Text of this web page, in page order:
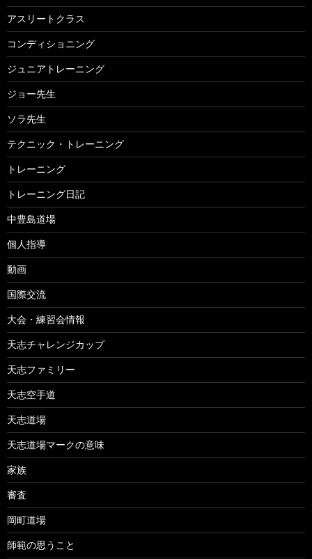
アスリートクラス
コンディショニング
ジュニアトレーニング
ジョー先生
ソラ先生
テクニック・トレーニング
トレーニング
トレーニング日記
中豊島道場
個人指導
動画
国際交流
大会・練習会情報
天志チャレンジカップ
天志ファミリー
天志空手道
天志道場
天志道場マークの意味
家族
審査
岡町道場
師範の思うこと